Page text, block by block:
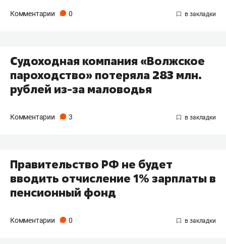
Комментарии 0
Судоходная компания «Волжское
пароходство» потеряла 283 млн.
рублей из-за маловодья
Комментарии 3
Правительство РФ не будет
вводить отчисление 1% зарплаты в
пенсионный фонд
Комментарии 0